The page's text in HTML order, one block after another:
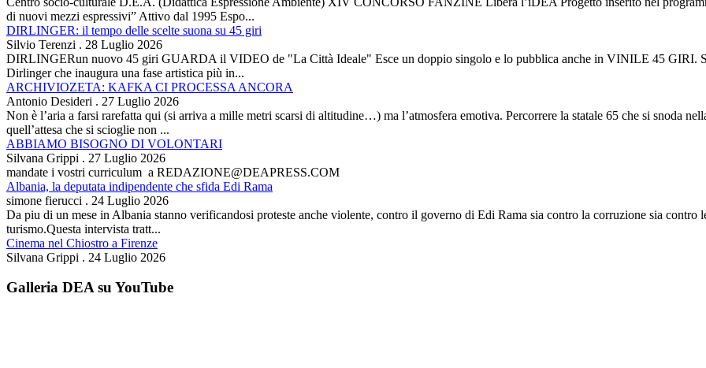
di nuovi mezzi espressivi” Attivo dal 1995 Espo...
DIRLINGER: il tempo delle scelte suona su 45 giri
Silvio Terenzi . 28 Luglio 2026
DIRLINGERun nuovo 45 giri GUARDA il VIDEO de "La Città Ideale" Esce un doppio singolo e lo pubblica anche in VINILE 45 GIRI.
Dirlinger che inaugura una fase artistica più in...
ARCHIVIOZETA: KAFKA CI PROCESSA ANCORA
Antonio Desideri . 27 Luglio 2026
Non è l’aria a farsi rarefatta qui (si arriva a mille metri scarsi di altitudine…) ma l’atmosfera emotiva. Percorrere la statale 65 che si snoda
quell’attesa che si scioglie non ...
ABBIAMO BISOGNO DI VOLONTARI
Silvana Grippi . 27 Luglio 2026
mandate i vostri curriculum a REDAZIONE@DEAPRESS.COM
Albania, la deputata indipendente che sfida Edi Rama
simone fierucci . 24 Luglio 2026
Da piu di un mese in Albania stanno verificandosi proteste anche violente, contro il governo di Edi Rama sia contro la corruzione sia
turismo.Questa intervista tratt...
Cinema nel Chiostro a Firenze
Silvana Grippi . 24 Luglio 2026
Galleria DEA su YouTube